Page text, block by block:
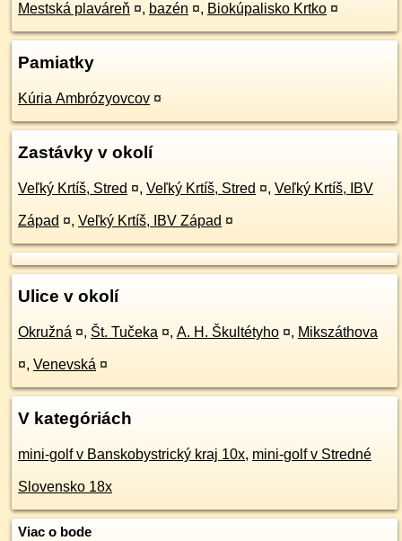
Mestská plaváreň ¤, bazén ¤, Biokúpalisko Krtko ¤
Pamiatky
Kúria Ambrózyovcov ¤
Zastávky v okolí
Veľký Krtíš, Stred ¤, Veľký Krtíš, Stred ¤, Veľký Krtíš, IBV
Západ ¤, Veľký Krtíš, IBV Západ ¤
Ulice v okolí
Okružná ¤, Št. Tučeka ¤, A. H. Škultétyho ¤, Mikszáthova
¤, Venevská ¤
V kategóriách
mini-golf v Banskobystrický kraj 10x, mini-golf v Stredné
Slovensko 18x
Viac o bode